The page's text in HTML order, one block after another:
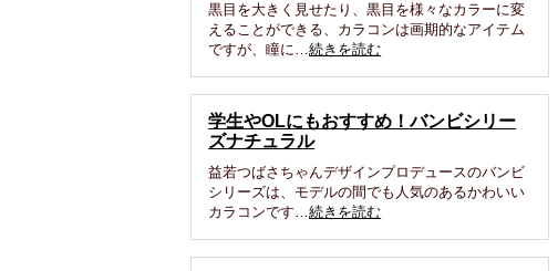
黒目を大きく見せたり、黒目を様々なカラーに変
えることができる、カラコンは画期的なアイテム
ですが、瞳に…続きを読む
学生やOLにもおすすめ！バンビシリー
ズナチュラル
益若つばさちゃんデザインプロデュースのバンビ
シリーズは、モデルの間でも人気のあるかわいい
カラコンです…続きを読む